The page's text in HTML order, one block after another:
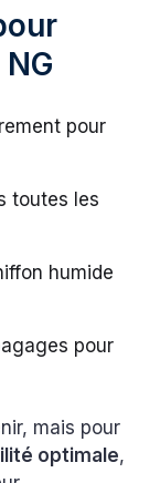
pour
toutes les
humide
pour
mais pour
optimale,